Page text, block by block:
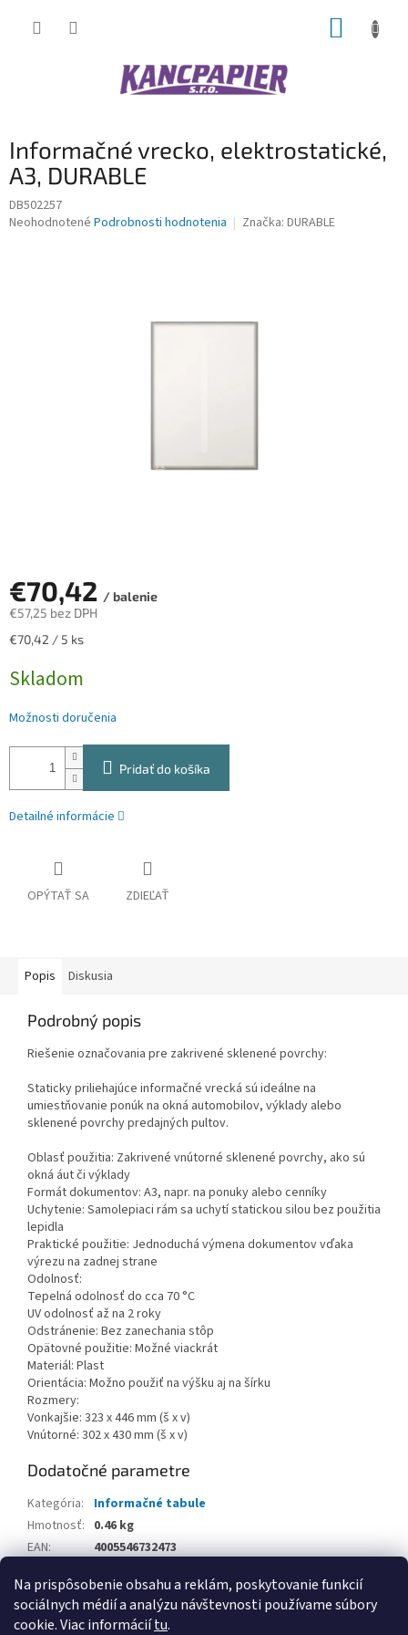
Na prispôsobenie obsahu a reklám, poskytovanie funkcií
sociálnych médií a analýzu návštevnosti používame súbory
cookie. Viac informáciítu.
Informačné vrecko, elektrostatické,
A3, DURABLE
DB502257
Priemerné
Neohodnotené Podrobnosti hodnotenia Značka: DURABLE
€70,42 / balenie
€57,25 bez DPH
Jednotková
€70,42 / 5 ks
Skladom
Možnosti doručenia
Pridať do košíka
Detailné informácie
OPÝTAŤ SA ZDIEĽAŤ
Popis Diskusia
Podrobný popis
Riešenie označovania pre zakrivené sklenené povrchy:
Staticky priliehajúce informačné vrecká sú ideálne na
umiestňovanie ponúk na okná automobilov, výklady alebo
sklenené povrchy predajných pultov.
Oblasť použitia: Zakrivené vnútorné sklenené povrchy, ako sú
okná áut či výklady
Formát dokumentov: A3, napr. na ponuky alebo cenníky
Uchytenie: Samolepiaci rám sa uchytí statickou silou bez použitia
lepidla
Praktické použitie: Jednoduchá výmena dokumentov vďaka
výrezu na zadnej strane
Odolnosť:
Tepelná odolnosť do cca 70 °C
UV odolnosť až na 2 roky
Odstránenie: Bez zanechania stôp
Opätovné použitie: Možné viackrát
Materiál: Plast
Orientácia: Možno použiť na výšku aj na šírku
Rozmery:
Vonkajšie: 323 x 446 mm (š x v)
Vnútorné: 302 x 430 mm (š x v)
Dodatočné parametre
Kategória:
Informačné tabule
Hmotnosť: 0.46 kg
EAN:
4005546732473